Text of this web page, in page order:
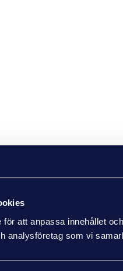
att anpassa innehållet
analysföretag som vi